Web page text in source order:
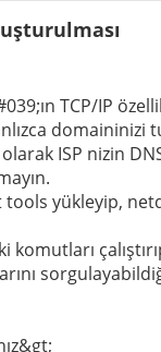
TCP/IP
domaininizi
ISP nizin
tools yükleyip,
komutları